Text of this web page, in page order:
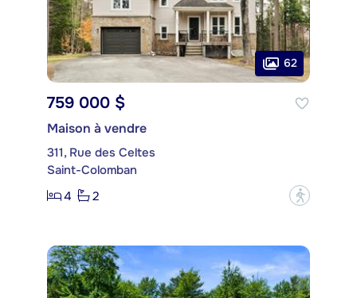
62
759 000 $
Maison à vendre
311, Rue des Celtes
Saint-Colomban
4
2 ?